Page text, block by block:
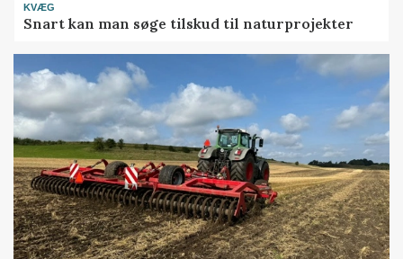
KVÆG
Snart kan man søge tilskud til naturprojekter